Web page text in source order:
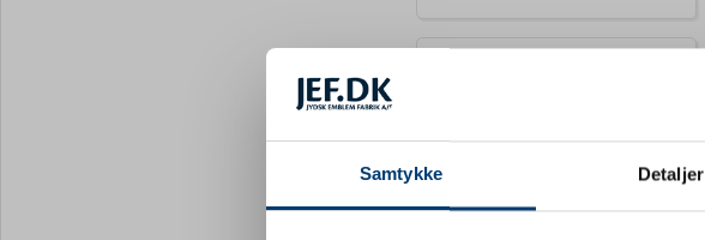
Samtykke Detaljer
moms